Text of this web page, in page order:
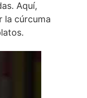
Aquí,
la cúrcuma